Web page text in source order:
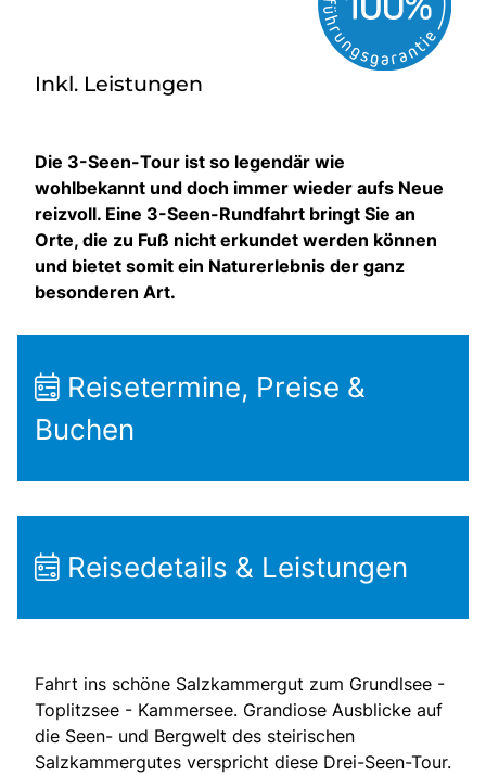
Inkl. Leistungen
Die 3-Seen-Tour ist so legendär wie
wohlbekannt und doch immer wieder aufs Neue
reizvoll. Eine 3-Seen-Rundfahrt bringt Sie an
Orte, die zu Fuß nicht erkundet werden können
und bietet somit ein Naturerlebnis der ganz
besonderen Art.
Reisetermine, Preise &
Buchen
Reisedetails & Leistungen
Fahrt ins schöne Salzkammergut zum Grundlsee -
Toplitzsee - Kammersee. Grandiose Ausblicke auf
die Seen- und Bergwelt des steirischen
Salzkammergutes verspricht diese Drei-Seen-Tour.